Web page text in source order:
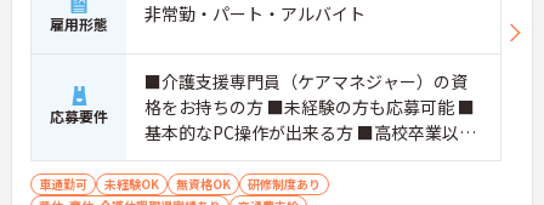
雇用形態 非常勤・パート・アルバイト
応募要件
■介護支援専門員（ケアマネジャー）の資
格をお持ちの方 ■未経験の方も応募可能 ■
基本的なPC操作が出来る方 ■高校卒業以上
■普通自動車免許をお持ちの方(必須）
車通勤可 未経験OK 無資格OK
研修制度あり